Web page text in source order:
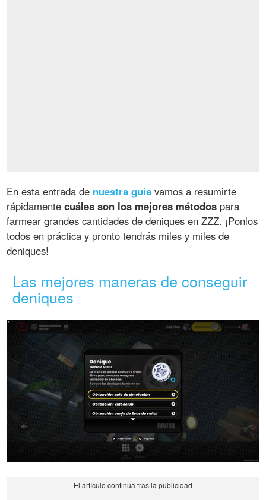
En esta entrada de nuestra guía vamos a resumirte
rápidamentecuáles son los mejores métodos para
farmear grandes cantidades de deniques en ZZZ. ¡Ponlos
todos en práctica y pronto tendrás miles y miles de
deniques!
Las mejores maneras de conseguir
deniques